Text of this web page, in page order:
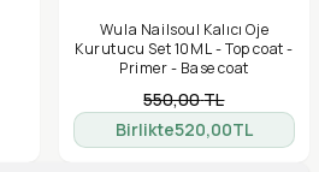
Wula Nailsoul Kalıcı Oje
Kurutucu Set 10ML - Top coat -
Primer - Base coat
550,00TL
Birlikte520,00TL